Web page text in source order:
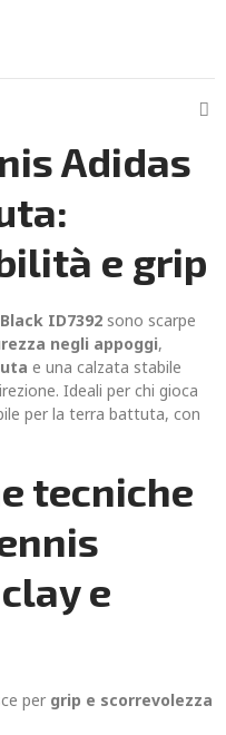
Adidas
e grip
ID7392 sono scarpe
negli appoggi,
e una calzata stabile
Ideali per chi gioca
per la terra battuta, con
tecniche
e
per grip e scorrevolezza